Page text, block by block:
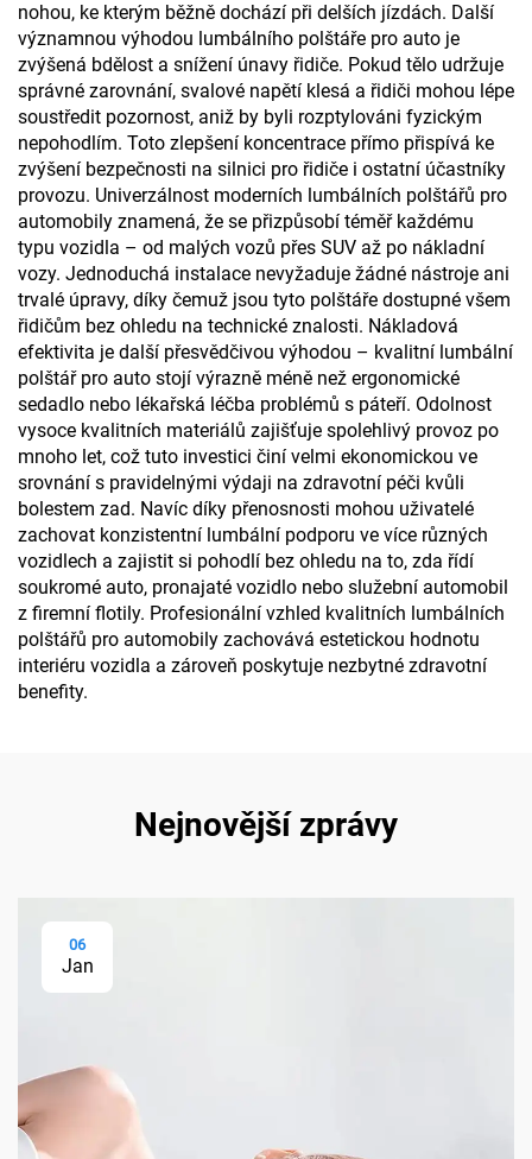
nohou, ke kterým běžně dochází při delších jízdách. Další
významnou výhodou lumbálního polštáře pro auto je
zvýšená bdělost a snížení únavy řidiče. Pokud tělo udržuje
správné zarovnání, svalové napětí klesá a řidiči mohou lépe
soustředit pozornost, aniž by byli rozptylováni fyzickým
nepohodlím. Toto zlepšení koncentrace přímo přispívá ke
zvýšení bezpečnosti na silnici pro řidiče i ostatní účastníky
provozu. Univerzálnost moderních lumbálních polštářů pro
automobily znamená, že se přizpůsobí téměř každému
typu vozidla – od malých vozů přes SUV až po nákladní
vozy. Jednoduchá instalace nevyžaduje žádné nástroje ani
trvalé úpravy, díky čemuž jsou tyto polštáře dostupné všem
řidičům bez ohledu na technické znalosti. Nákladová
efektivita je další přesvědčivou výhodou – kvalitní lumbální
polštář pro auto stojí výrazně méně než ergonomické
sedadlo nebo lékařská léčba problémů s páteří. Odolnost
vysoce kvalitních materiálů zajišťuje spolehlivý provoz po
mnoho let, což tuto investici činí velmi ekonomickou ve
srovnání s pravidelnými výdaji na zdravotní péči kvůli
bolestem zad. Navíc díky přenosnosti mohou uživatelé
zachovat konzistentní lumbální podporu ve více různých
vozidlech a zajistit si pohodlí bez ohledu na to, zda řídí
soukromé auto, pronajaté vozidlo nebo služební automobil
z firemní flotily. Profesionální vzhled kvalitních lumbálních
polštářů pro automobily zachovává estetickou hodnotu
interiéru vozidla a zároveň poskytuje nezbytné zdravotní
benefity.
Nejnovější zprávy
06
Jan